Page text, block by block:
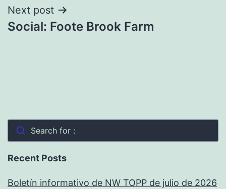
Next post
Social: Foote Brook Farm
Search for :
Recent Posts
Boletín informativo de NW TOPP de julio de 2026